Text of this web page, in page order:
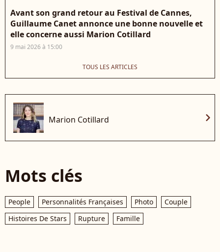
Avant son grand retour au Festival de Cannes,
Guillaume Canet annonce une bonne nouvelle et
elle concerne aussi Marion Cotillard
9 mai 2026 à 15:00
TOUS LES ARTICLES
Marion Cotillard chevron_right
Mots clés
People Personnalités Françaises Photo
Couple
Histoires De Stars
Rupture Famille